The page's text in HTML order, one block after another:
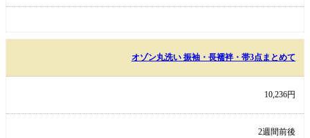
オゾン丸洗い 振袖・長襦袢・帯3点まとめて
10,236円
2週間前後